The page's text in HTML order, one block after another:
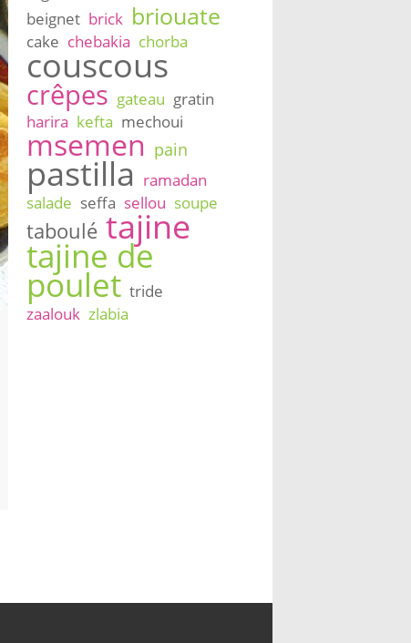
beignet brick briouate
cake chebakia chorba
couscous
crêpes gateau gratin
harira kefta mechoui
msemen pain
pastilla ramadan
salade seffa sellou soupe
taboulé tajine
tajine de
poulet tride
zaalouk zlabia